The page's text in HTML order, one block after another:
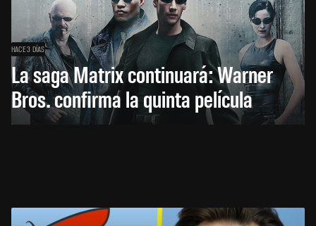
HACE 3 DÍAS
La saga Matrix continuará: Warner
Bros. confirma la quinta película